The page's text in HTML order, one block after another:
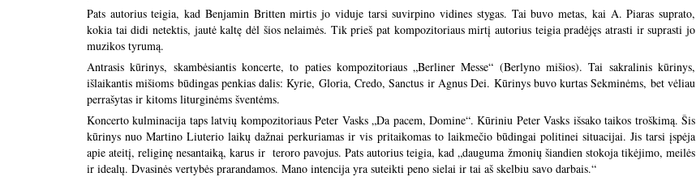
Pats autorius teigia, kad Benjamin Britten mirtis jo viduje tarsi suvirpino vidines stygas. Tai buvo metas, kai A. Piaras suprato,
kokia tai didi netektis, jautė kaltę dėl šios nelaimės. Tik prieš pat kompozitoriaus mirtį autorius teigia pradėjęs atrasti ir suprasti jo
muzikos tyrumą.
Antrasis kūrinys, skambėsiantis koncerte, to paties kompozitoriaus „Berliner Messe“ (Berlyno mišios). Tai sakralinis kūrinys,
išlaikantis mišioms būdingas penkias dalis: Kyrie, Gloria, Credo, Sanctus ir Agnus Dei. Kūrinys buvo kurtas Sekminėms, bet vėliau
perrašytas ir kitoms liturginėms šventėms.
Koncerto kulminacija taps latvių kompozitoriaus Peter Vasks „Da pacem, Domine“. Kūriniu Peter Vasks išsako taikos troškimą. Šis
kūrinys nuo Martino Liuterio laikų dažnai perkuriamas ir vis pritaikomas to laikmečio būdingai politinei situacijai. Jis tarsi įspėja
apie ateitį, religinę nesantaiką, karus ir teroro pavojus. Pats autorius teigia, kad „dauguma žmonių šiandien stokoja tikėjimo, meilės
ir idealų. Dvasinės vertybės prarandamos. Mano intencija yra suteikti peno sielai ir tai aš skelbiu savo darbais.“